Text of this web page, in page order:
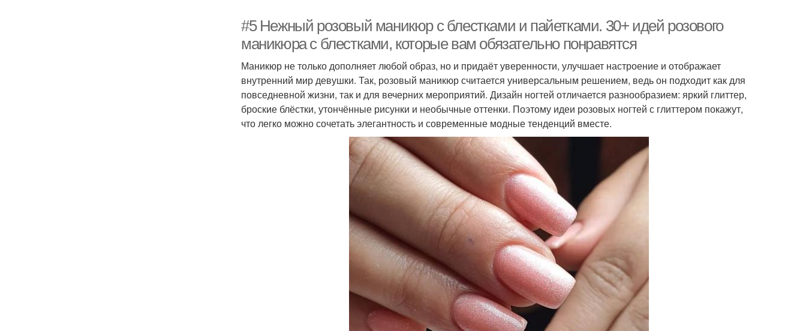
#5 Нежный розовый маникюр с блестками и пайетками. 30+ идей розового
маникюра с блестками, которые вам обязательно понравятся
Маникюр не только дополняет любой образ, но и придаёт уверенности, улучшает настроение и отображает
внутренний мир девушки. Так, розовый маникюр считается универсальным решением, ведь он подходит как для
повседневной жизни, так и для вечерних мероприятий. Дизайн ногтей отличается разнообразием: яркий глиттер,
броские блёстки, утончённые рисунки и необычные оттенки. Поэтому идеи розовых ногтей с глиттером покажут,
что легко можно сочетать элегантность и современные модные тенденций вместе.